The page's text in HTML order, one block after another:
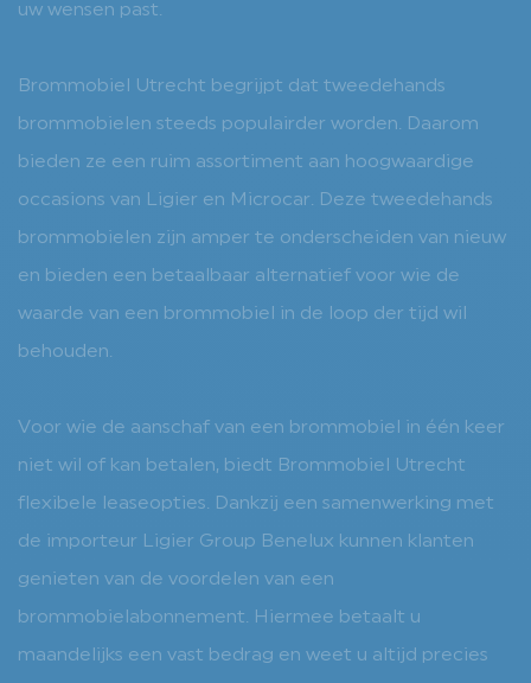
uw wensen past.
Brommobiel Utrecht begrijpt dat tweedehands
brommobielen steeds populairder worden. Daarom
bieden ze een ruim assortiment aan hoogwaardige
occasions van Ligier en Microcar. Deze tweedehands
brommobielen zijn amper te onderscheiden van nieuw
en bieden een betaalbaar alternatief voor wie de
waarde van een brommobiel in de loop der tijd wil
behouden.
Voor wie de aanschaf van een brommobiel in één keer
niet wil of kan betalen, biedt Brommobiel Utrecht
flexibele leaseopties. Dankzij een samenwerking met
de importeur Ligier Group Benelux kunnen klanten
genieten van de voordelen van een
brommobielabonnement. Hiermee betaalt u
maandelijks een vast bedrag en weet u altijd precies